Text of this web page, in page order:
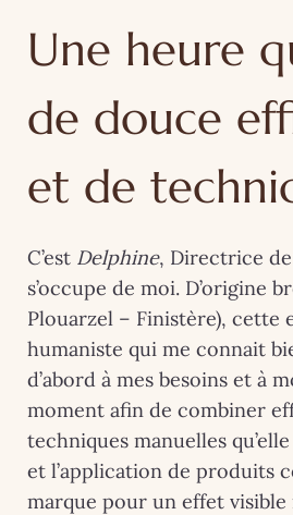
Une heure
de douce
et de
C’est Delphine, Directrice
s’occupe de moi. D’origine
Plouarzel – Finistère), cette
humaniste qui me connait
d’abord à mes besoins et à
moment afin de combiner
techniques manuelles
et l’application de produits
marque pour un effet